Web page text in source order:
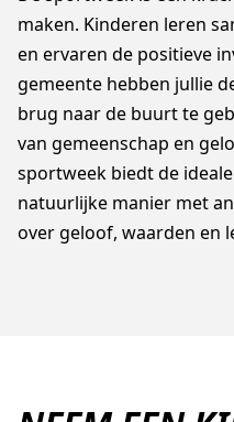
maken. Kinderen leren
en ervaren de positieve
gemeente hebben jullie
brug naar de buurt te
van gemeenschap en
sportweek biedt de
natuurlijke manier met
over geloof, waarden en